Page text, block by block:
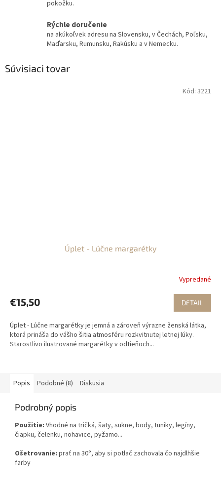
pokožku.
Rýchle doručenie
na akúkoľvek adresu na Slovensku, v Čechách, Poľsku,
Maďarsku, Rumunsku, Rakúsku a v Nemecku.
Súvisiaci tovar
Úplet - Lúčne margarétky
Vypredané
€15,50 DETAIL
Úplet - Lúčne margarétky je jemná a zároveň výrazne ženská látka,
ktorá prináša do vášho šitia atmosféru rozkvitnutej letnej lúky.
Starostlivo ilustrované margarétky v odtieňoch...
Kód: 3221
Popis Podobné (8) Diskusia
Podrobný popis
Použitie: Vhodné na tričká, šaty, sukne, body, tuniky, legíny,
čiapku, čelenku, nohavice, pyžamo...
Ošetrovanie: prať na 30°, aby si potlač zachovala čo najdlhšie
farby